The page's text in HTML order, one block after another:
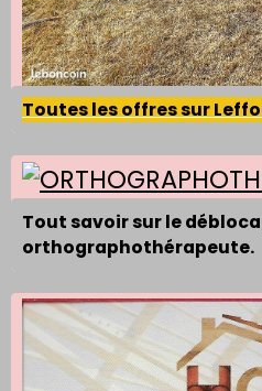
Toutes les offres sur
Tout savoir sur le
orthographothérapeute.